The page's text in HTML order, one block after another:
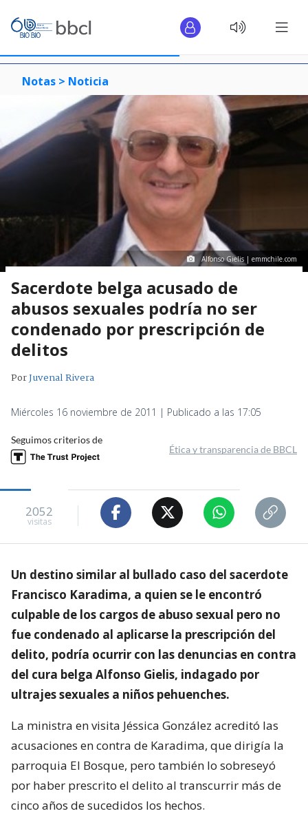
Notas > Noticia
Alfonso Gielis | emmchile.com
Sacerdote belga acusado de
abusos sexuales podría no ser
condenado por prescripción de
delitos
PorJuvenal Rivera
Miércoles 16 noviembre de 2011 | Publicado a las 17:05
Seguimos criterios de
Ética y transparencia de BBCL
2052
visitas
Un destino similar al bullado caso del sacerdote
Francisco Karadima, a quien se le encontró
culpable de los cargos de abuso sexual pero no
fue condenado al aplicarse la prescripción del
delito, podría ocurrir con las denuncias en contra
del cura belga Alfonso Gielis, indagado por
ultrajes sexuales a niños pehuenches.
La ministra en visita Jéssica González acreditó las
acusaciones en contra de Karadima, que dirigía la
parroquia El Bosque, pero también lo sobreseyó
por haber prescrito el delito al transcurrir más de
cinco años de sucedidos los hechos.